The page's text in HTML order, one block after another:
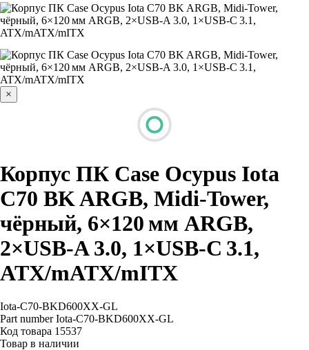
×
Корпус ПК Case Ocypus Iota
C70 BK ARGB, Midi-Tower,
чёрный, 6×120 мм ARGB,
2×USB‑A 3.0, 1×USB‑C 3.1,
ATX/mATX/mITX
Iota-C70-BKD600XX-GL
Part number Iota-C70-BKD600XX-GL
Код товара 15537
Товар в наличии